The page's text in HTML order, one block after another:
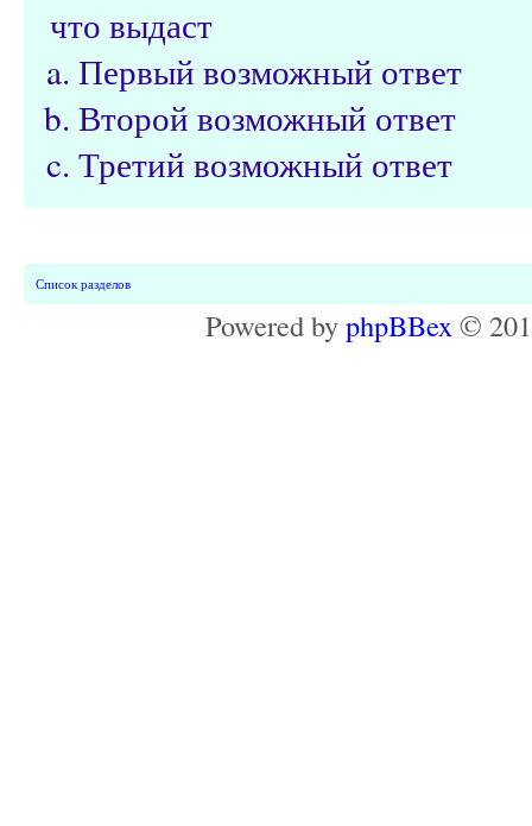
что выдаст
Первый возможный ответ
Второй возможный ответ
Третий возможный ответ
Список разделов
Powered byphpBBex ©